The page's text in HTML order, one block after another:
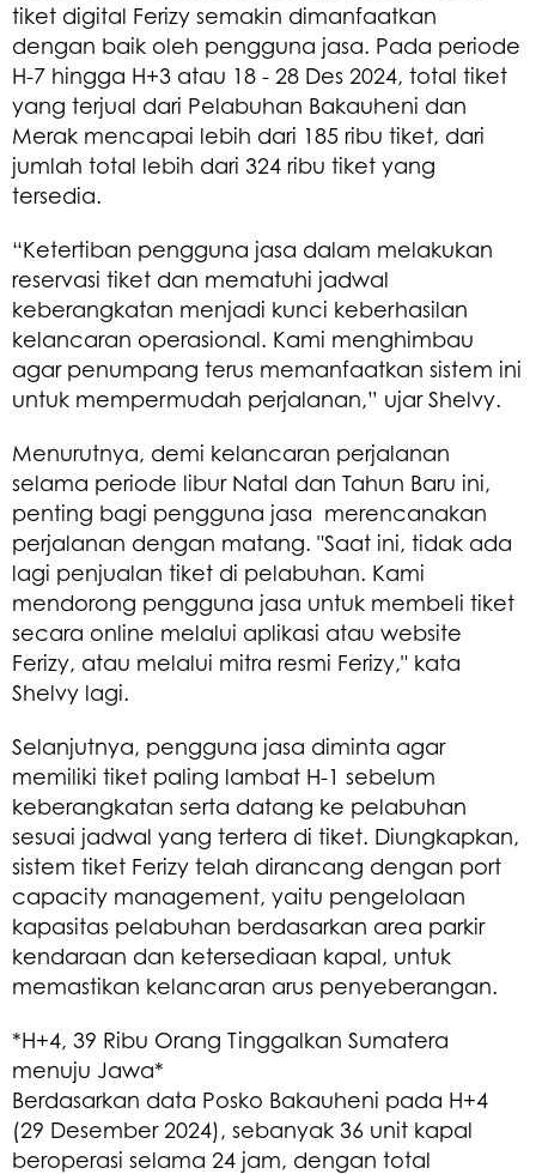
tiket digital Ferizy semakin dimanfaatkan
dengan baik oleh pengguna jasa. Pada periode
H-7 hingga H+3 atau 18 - 28 Des 2024, total tiket
yang terjual dari Pelabuhan Bakauheni dan
Merak mencapai lebih dari 185 ribu tiket, dari
jumlah total lebih dari 324 ribu tiket yang
tersedia.
“Ketertiban pengguna jasa dalam melakukan
reservasi tiket dan mematuhi jadwal
keberangkatan menjadi kunci keberhasilan
kelancaran operasional. Kami menghimbau
agar penumpang terus memanfaatkan sistem ini
untuk mempermudah perjalanan,” ujar Shelvy.
Menurutnya, demi kelancaran perjalanan
selama periode libur Natal dan Tahun Baru ini,
penting bagi pengguna jasa merencanakan
perjalanan dengan matang. "Saat ini, tidak ada
lagi penjualan tiket di pelabuhan. Kami
mendorong pengguna jasa untuk membeli tiket
secara online melalui aplikasi atau website
Ferizy, atau melalui mitra resmi Ferizy," kata
Shelvy lagi.
Selanjutnya, pengguna jasa diminta agar
memiliki tiket paling lambat H-1 sebelum
keberangkatan serta datang ke pelabuhan
sesuai jadwal yang tertera di tiket. Diungkapkan,
sistem tiket Ferizy telah dirancang dengan port
capacity management, yaitu pengelolaan
kapasitas pelabuhan berdasarkan area parkir
kendaraan dan ketersediaan kapal, untuk
memastikan kelancaran arus penyeberangan.
*H+4, 39 Ribu Orang Tinggalkan Sumatera
menuju Jawa*
Berdasarkan data Posko Bakauheni pada H+4
(29 Desember 2024), sebanyak 36 unit kapal
beroperasi selama 24 jam, dengan total